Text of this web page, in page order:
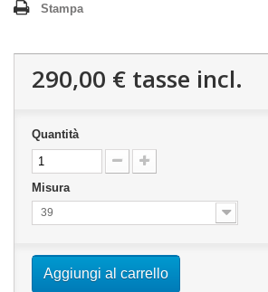
Stampa
290,00 € tasse incl.
Quantità
Misura
39
Aggiungi al carrello